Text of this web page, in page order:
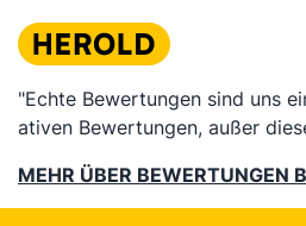
"Echte Bewertungen sind uns
ativen Bewertungen, außer
MEHR ÜBER BEWERTUNGEN